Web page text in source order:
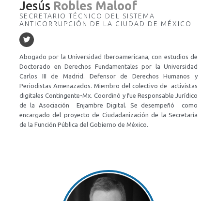
transformaciones en la cultura jurídica nacional.
Jesús Robles Maloof
SECRETARIO TÉCNICO DEL SISTEMA
ANTICORRUPCIÓN DE LA CIUDAD DE MÉXICO
Abogado por la Universidad Iberoamericana, con estudios de
Doctorado en Derechos Fundamentales por la Universidad
Carlos III de Madrid. Defensor de Derechos Humanos y
Periodistas Amenazados. Miembro del colectivo de activistas
digitales Contingente-Mx. Coordinó y fue Responsable Jurídico
de la Asociación Enjambre Digital. Se desempeñó como
encargado del proyecto de Ciudadanización de la Secretaría
de la Función Pública del Gobierno de México.